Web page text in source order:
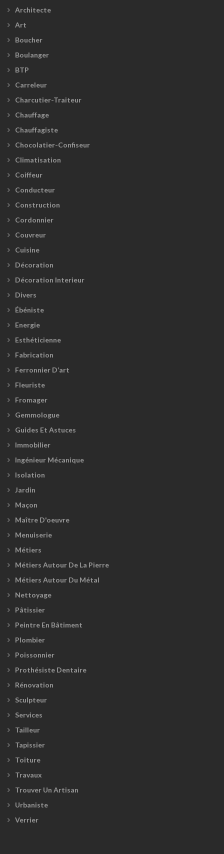
Architecte
Art
Boucher
Boulanger
BTP
Carreleur
Charcutier-Traiteur
Chauffage
Chauffagiste
Chocolatier-Confiseur
Climatisation
Coiffeur
Conducteur
Construction
Cordonnier
Couvreur
Cuisine
Décoration
Décoration Interieur
Divers
Ébéniste
Energie
Esthéticienne
Fabrication
Ferronnier D’art
Fleuriste
Fromager
Gemmologue
Guides Et Astuces
Immobilier
Ingénieur Mécanique
Isolation
Jardin
Maçon
Maître D'oeuvre
Menuiserie
Métiers
Métiers Autour De La Pierre
Métiers Autour Du Métal
Nettoyage
Pâtissier
Peintre En Bâtiment
Plombier
Poissonnier
Prothésiste Dentaire
Rénovation
Sculpteur
Services
Tailleur
Tapissier
Toiture
Travaux
Trouver Un Artisan
Urbaniste
Verrier